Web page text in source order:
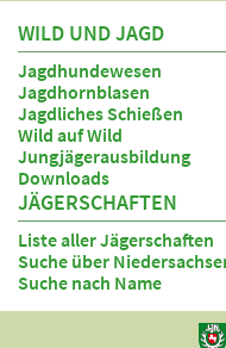
WILD UND JAGD
Jagdhundewesen
Jagdhornblasen
Jagdliches Schießen
Wild auf Wild
Jungjägerausbildung
Downloads
JÄGERSCHAFTEN
Liste aller Jägerschaften
Suche über
Suche nach Name